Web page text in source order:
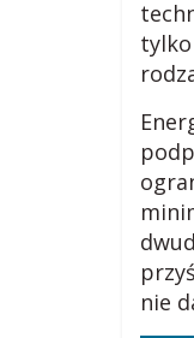
e
s
k
nie